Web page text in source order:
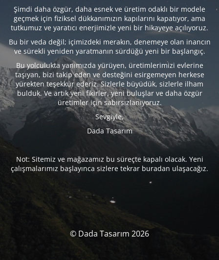
Şimdi daha özgür, daha esnek ve üretim odaklı bir modele
geçmek için fiziksel dükkanımızın kapılarını kapatıyor, ama
tutkumuz ve yaratıcı enerjimizle yeni bir hikayeye açılıyoruz.
Bu bir veda değil; içimizdeki merakın, denemeye olan inancın
ve sürekli yeniden yaratmanın sürdüğü yeni bir başlangıç.
Bu yolculukta yanımızda yürüyen, üretimlerimizi evlerine
taşıyan, bizi takip eden ve desteğini esirgemeyen herkese
yürekten teşekkür ederiz. Sizlerle büyüdük, sizlerle ilham
bulduk. Ve artık yeni fikirler, yeni buluşlar ve daha özgür
üretimler için sabırsızlanıyoruz.
Sevgiyle,
Dada Tasarım
Not: Sitemiz ve mağazamız bu süreçte kapalı olacak. Yeni
çalışmalarımız başlayınca sizlere tekrar buradan ulaşacağız.
© Dada Tasarım 2026